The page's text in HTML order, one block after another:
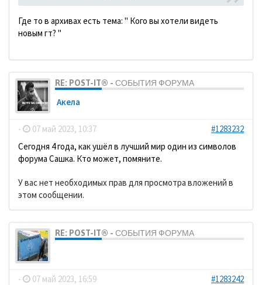
Где то в архивах есть тема: " Кого вы хотели видеть
новым гт? "
RE: POST-IT® - СОБЫТИЯ ФОРУМА
Акела
- 07 май 2023, 10:37
#1283232
Сегодня 4 года, как ушёл в лучший мир один из символов
форума Сашка. Кто может, помяните.
У вас нет необходимых прав для просмотра вложений в
этом сообщении.
RE: POST-IT® - СОБЫТИЯ ФОРУМА
- 07 май 2023, 16:59
#1283242